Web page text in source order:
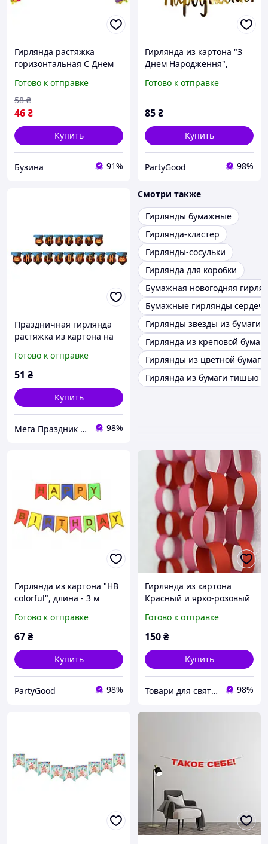
Гирлянда растяжка
горизонтальная С Днем
картон buzyna
Готово к отправке
46₴
58 ₴
Купить
Бузина 91%
Гирлянда из картона "З
Днем Народження",
золото
Готово к отправке
85₴
Купить
PartyGood 98%
Праздничная гирлянда
растяжка из картона на
Готово к отправке
51 ₴
Купить
Мега Праздник – магазин аксессуаров для праздника и все для оформления воздушными шарами ОПТ. 98%
Смотри также
Гирлянды бумажные
Гирлянда-кластер
Гирлянды-сосульки
Гирлянда для коробки
Бумажная новогодняя
Бумажные гирлянды
Гирлянды звезды из бумаги
Гирлянда из креповой
Гирлянды из цветной бумаги
Гирлянда из бумаги тишью
Гирлянда из картона "HB
colorful", длина - 3 м
Готово к отправке
67₴
Купить
PartyGood 98%
Гирлянда из картона
Красный и ярко-розовый
Готово к отправке
150₴
Купить
Товари для свята, декору та пакування - інтернет магазин Аладдін 98%